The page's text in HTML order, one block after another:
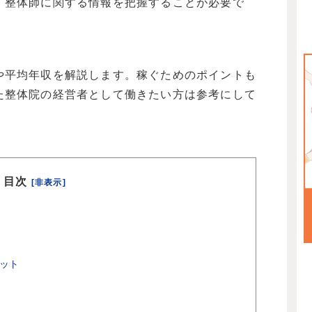
体師に関する情報を把握することが必要で
均年収を解説します。稼ぐためのポイントも
体院の経営者として働きたい方は参考にして
目次 [非表示]
ト